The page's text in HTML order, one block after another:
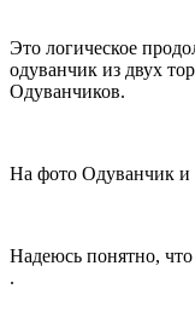
Это логическое
одуванчик из двух
Одуванчиков.
На фото Одуванчик
Надеюсь понятно,
.